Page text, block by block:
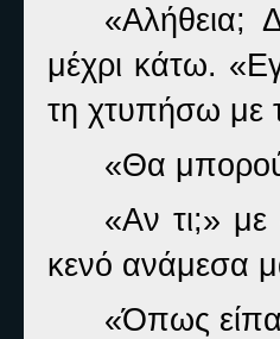
«Αλήθεια;
μέχρι κάτω.
τη χτυπήσω με
«Θα
«Αν τι;» με
κενό ανάμεσα
«Όπως είπα